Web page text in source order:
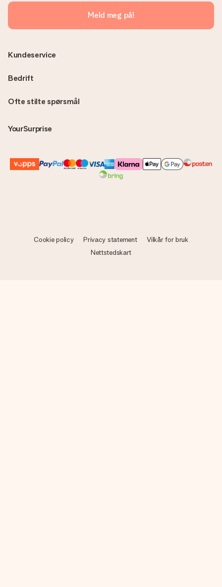
Meld meg på!
Ofte stilte spørsmål
YourSurprise
Kundeservice
Bedrift
Cookie policy Privacy statement
Vilkår for bruk
Nettstedskart